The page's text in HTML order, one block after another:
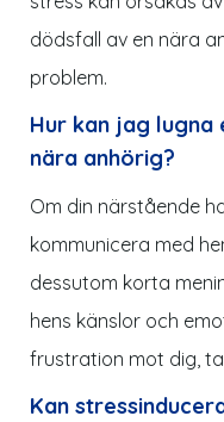
dödsfall av en nära
problem.
Hur kan jag lugna
nära anhörig?
Om din närstående
kommunicera med
dessutom korta
hens känslor och
frustration mot dig,
Kan